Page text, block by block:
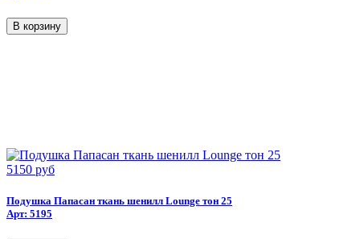
5150 руб
Подушка Папасан ткань шенилл Lounge тон 25
Арт: 5195